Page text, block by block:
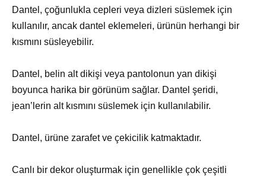
Dantel, çoğunlukla cepleri veya dizleri süslemek için
kullanılır, ancak dantel eklemeleri, ürünün herhangi bir
kısmını süsleyebilir.
Dantel, belin alt dikişi veya pantolonun yan dikişi
boyunca harika bir görünüm sağlar. Dantel şeridi,
jean’lerin alt kısmını süslemek için kullanılabilir.
Dantel, ürüne zarafet ve çekicilik katmaktadır.
Canlı bir dekor oluşturmak için genellikle çok çeşitli